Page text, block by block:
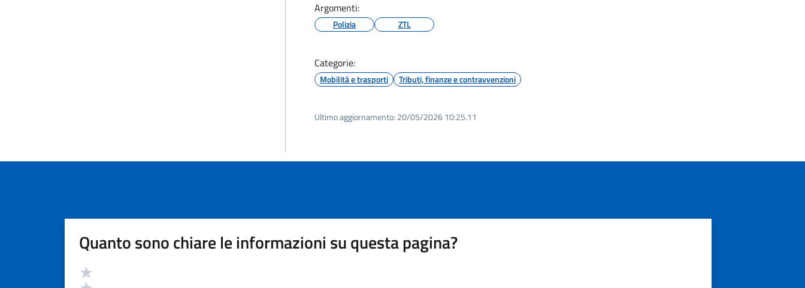
Argomenti:
Polizia ZTL
Categorie:
Mobilità e trasporti Tributi, finanze e contravvenzioni
Ultimo aggiornamento: 20/05/2026 10:25.11
Quanto sono chiare le informazioni su questa pagina?
Valutazione